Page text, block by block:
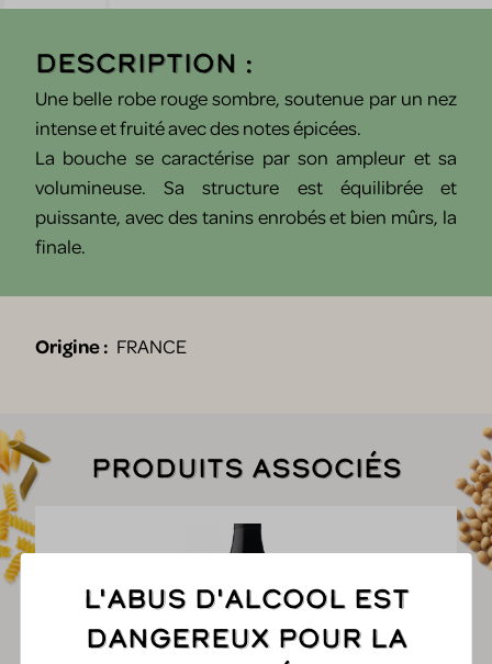
Description :
Une belle robe rouge sombre, soutenue par un nez
intense et fruité avec des notes épicées.
La bouche se caractérise par son ampleur et sa
volumineuse. Sa structure est équilibrée et
puissante, avec des tanins enrobés et bien mûrs, la
finale.
Origine : FRANCE
Produits associés
L'abus d'alcool est
dangereux pour la